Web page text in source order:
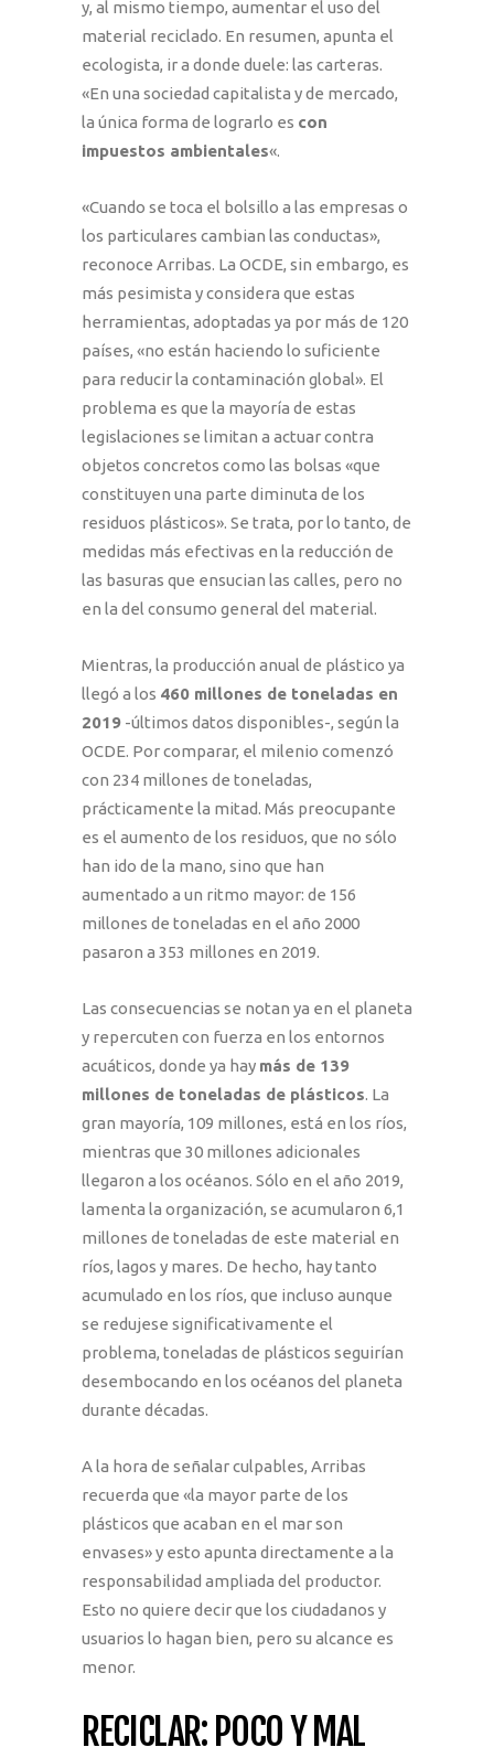
y, al mismo tiempo, aumentar el uso del
material reciclado. En resumen, apunta el
ecologista, ir a donde duele: las carteras.
«En una sociedad capitalista y de mercado,
la única forma de lograrlo es con
impuestos ambientales«.
«Cuando se toca el bolsillo a las empresas o
los particulares cambian las conductas»,
reconoce Arribas. La OCDE, sin embargo, es
más pesimista y considera que estas
herramientas, adoptadas ya por más de 120
países, «no están haciendo lo suficiente
para reducir la contaminación global». El
problema es que la mayoría de estas
legislaciones se limitan a actuar contra
objetos concretos como las bolsas «que
constituyen una parte diminuta de los
residuos plásticos». Se trata, por lo tanto, de
medidas más efectivas en la reducción de
las basuras que ensucian las calles, pero no
en la del consumo general del material.
Mientras, la producción anual de plástico ya
llegó a los 460 millones de toneladas en
2019 -últimos datos disponibles-, según la
OCDE. Por comparar, el milenio comenzó
con 234 millones de toneladas,
prácticamente la mitad. Más preocupante
es el aumento de los residuos, que no sólo
han ido de la mano, sino que han
aumentado a un ritmo mayor: de 156
millones de toneladas en el año 2000
pasaron a 353 millones en 2019.
Las consecuencias se notan ya en el planeta
y repercuten con fuerza en los entornos
acuáticos, donde ya hay más de 139
millones de toneladas de plásticos. La
gran mayoría, 109 millones, está en los ríos,
mientras que 30 millones adicionales
llegaron a los océanos. Sólo en el año 2019,
lamenta la organización, se acumularon 6,1
millones de toneladas de este material en
ríos, lagos y mares. De hecho, hay tanto
acumulado en los ríos, que incluso aunque
se redujese significativamente el
problema, toneladas de plásticos seguirían
desembocando en los océanos del planeta
durante décadas.
A la hora de señalar culpables, Arribas
recuerda que «la mayor parte de los
plásticos que acaban en el mar son
envases» y esto apunta directamente a la
responsabilidad ampliada del productor.
Esto no quiere decir que los ciudadanos y
usuarios lo hagan bien, pero su alcance es
menor.
RECICLAR: POCO Y MAL